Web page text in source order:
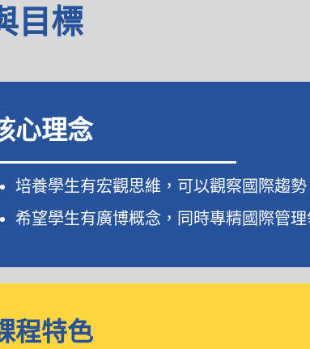
目標
心理念
培養學生有宏觀思維，可以觀察國際趨
希望學生有廣博概念，同時專精國際管理
程特色